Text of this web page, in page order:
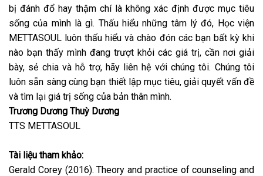
bị đánh đổ hay thậm chí là không xác định được mục tiêu
sống của mình là gì. Thấu hiểu những tâm lý đó, Học viện
METTASOUL luôn thấu hiểu và chào đón các bạn bất kỳ khi
nào bạn thấy mình đang trượt khỏi các giá trị, cần nơi giải
bày, sẻ chia và hỗ trợ, hãy liên hệ với chúng tôi. Chúng tôi
luôn sẵn sàng cùng bạn thiết lập mục tiêu, giải quyết vấn đề
và tìm lại giá trị sống của bản thân mình.
Trương Dương Thuỳ Dương
TTS METTASOUL
Tài liệu tham khảo:
Gerald Corey (2016). Theory and practice of counseling and